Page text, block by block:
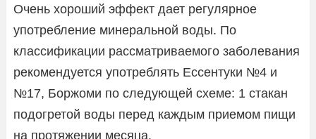
Очень хороший эффект дает регулярное
употребление минеральной воды. По
классификации рассматриваемого заболевания
рекомендуется употреблять Ессентуки №4 и
№17, Боржоми по следующей схеме: 1 стакан
подогретой воды перед каждым приемом пищи
на протяжении месяца.